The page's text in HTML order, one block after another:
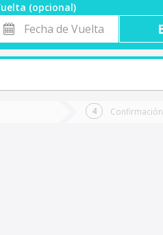
(opcional)
Fecha
de
Confirmación